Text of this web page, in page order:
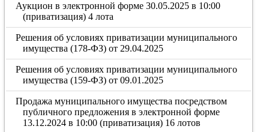
Аукцион в электронной форме 30.05.2025 в 10:00
(приватизация) 4 лота
Решения об условиях приватизации муниципального
имущества (178-ФЗ) от 29.04.2025
Решения об условиях приватизации муниципального
имущества (159-ФЗ) от 09.01.2025
Продажа муниципального имущества посредством
публичного предложения в электронной форме
13.12.2024 в 10:00 (приватизация) 16 лотов